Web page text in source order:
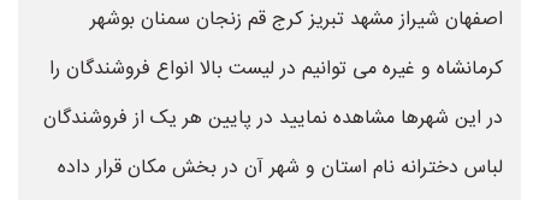
اصفهان شیراز مشهد تبریز کرج قم زنجان سمنان بوشهر
کرمانشاه و غیره می توانیم در لیست بالا انواع فروشندگان را
در این شهرها مشاهده نمایید در پایین هر یک از فروشندگان
لباس دخترانه نام استان و شهر آن در بخش مکان قرار داده